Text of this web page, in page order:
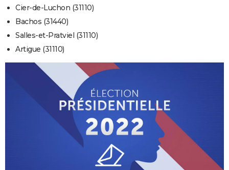
Cier-de-Luchon (31110)
Bachos (31440)
Salles-et-Pratviel (31110)
Artigue (31110)